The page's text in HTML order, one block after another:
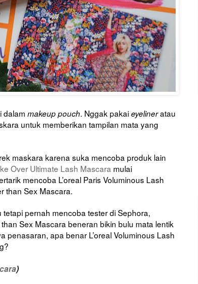
dalam makeup pouch. Nggak pakaieyelineratau
untuk memberikan tampilan mata yang
maskara karena suka mencoba produk lain
Over Ultimate Lash Mascara mulai
mencoba L’oreal Paris Voluminous Lash
than Sex Mascara.
pernah mencoba tester di Sephora,
Sex Mascara beneran bikin bulu mata lentik
penasaran, apa benar L’oreal Voluminous Lash
)